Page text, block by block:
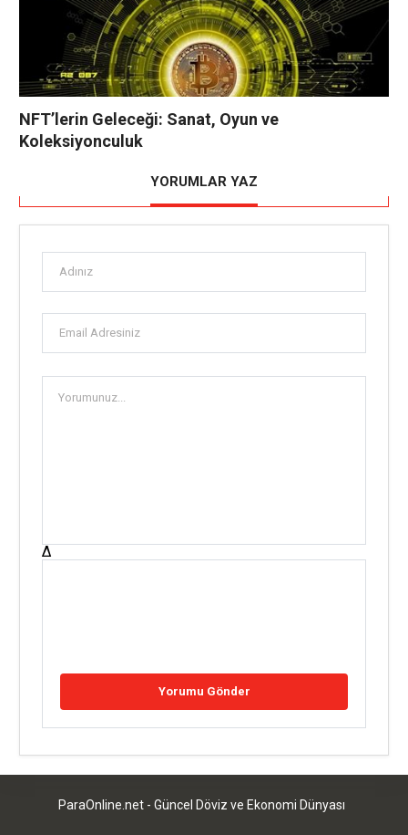
NFT’lerin Geleceği: Sanat, Oyun ve
Koleksiyonculuk
YORUMLAR YAZ
Δ
ParaOnline.net - Güncel Döviz ve Ekonomi Dünyası